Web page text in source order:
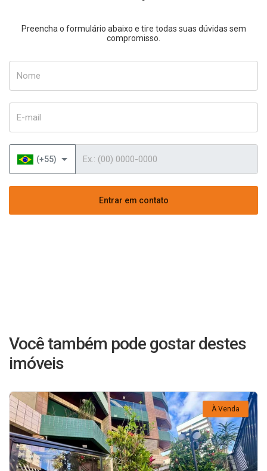
Preencha o formulário abaixo e tire todas suas dúvidas sem
compromisso.
(+55)
Entrar em contato
Você também pode gostar destes
imóveis
À Venda